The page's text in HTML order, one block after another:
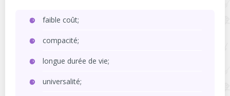
faible coût;
compacité;
longue durée de vie;
universalité;